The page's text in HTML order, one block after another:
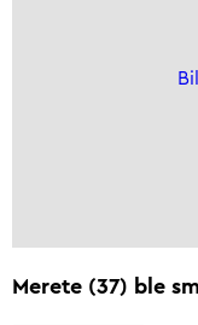
Merete (37) ble